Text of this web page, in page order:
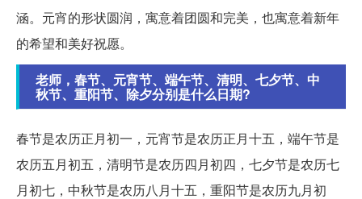
涵。元宵的形状圆润，寓意着团圆和完美，也寓意着新年
的希望和美好祝愿。
老师，春节、元宵节、端午节、清明、七夕节、中
秋节、重阳节、除夕分别是什么日期?
春节是农历正月初一，元宵节是农历正月十五，端午节是
农历五月初五，清明节是农历四月初四，七夕节是农历七
月初七，中秋节是农历八月十五，重阳节是农历九月初